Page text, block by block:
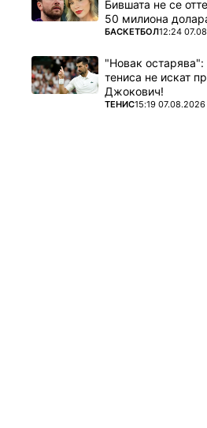
Бившата не се
50 милиона
ПОВЕЧЕ ОТ
БАСКЕТБОЛ12:24
"Новак
тениса не искат
Джокович!
ПОВЕЧЕ ОТ
ТЕНИС15:19 07.08.2026